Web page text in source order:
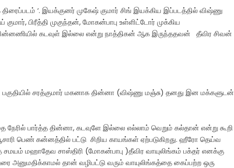
‘. இயக்குனர் முகேஷ் குமார் சிங் இயக்கிய இப்படத்தில் விஷ்ணு
பிரீத்தி முகுந்தன், மோகன்பாபு உள்ளிட்டோர் முக்கிய
பின்னணியில் கடவுள் இல்லை என்று நாத்திகன் ஆக இருந்ததவன் தீவிர சிவன்
சரத்குமார் மகனாக தின்னா (விஷ்ணு மஞ்சு) தனது இன மக்களுடன்
பார்த்த தின்னா, கடவுளே இல்லை எல்லாம் வெறும் கல்தான் என்று கூறி
பெண் கன்னத்தில் பட்டு சிறிய காயங்கள் ஏற்படுகிறது. ஹீரோ தெய்வ
மஹாதேவ சாஸ்திரி (மோகன்பாபு )தீவிர வாயுலிங்கம் பக்தர் எனக்கு
அனுமதிக்காமல் தான் வழிபட்டு வரும் வாயுலிங்கத்தை கைப்பற்ற ஒரு